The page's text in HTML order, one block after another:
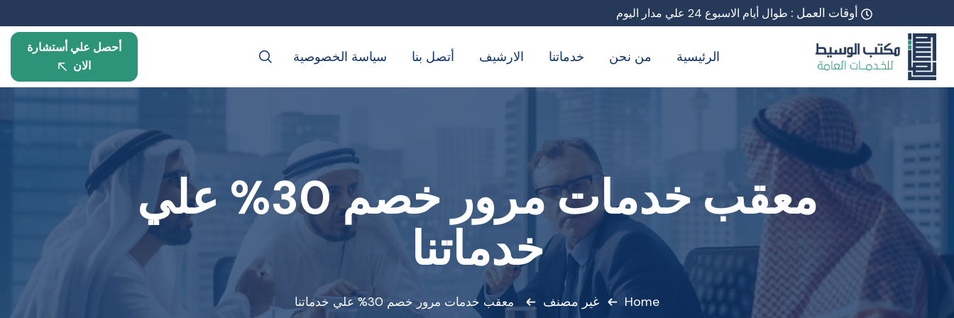
أوقات العمل : طوال أيام الاسبوع 24 علي مدار اليوم
الرئيسية من نحن خدماتنا الارشيف أتصل بنا سياسة الخصوصية
أحصل علي أستشارة
الان
معقب خدمات مرور خصم 30% علي
خدماتنا
Home غير مصنف معقب خدمات مرور خصم 30% علي خدماتنا